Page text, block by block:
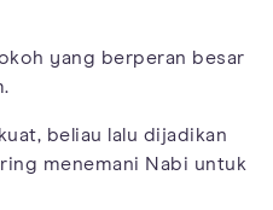
yang berperan besar
beliau lalu dijadikan
menemani Nabi untuk